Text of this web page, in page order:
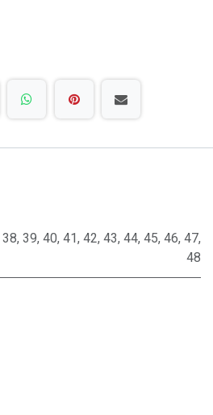
38, 39, 40, 41, 42, 43, 44, 45, 46, 47,
48